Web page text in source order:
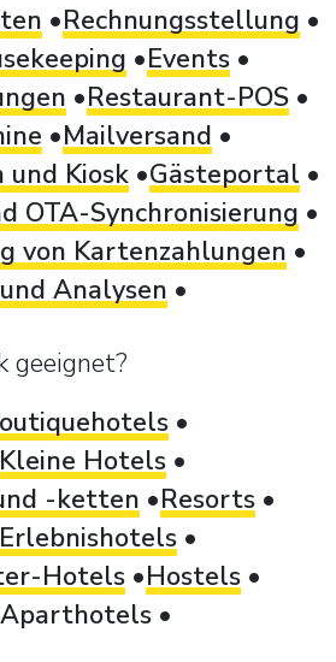
Rechnungsstellung
Events
Restaurant-POS
Mailversand
und Kiosk Gästeportal
OTA-Synchronisierung
von Kartenzahlungen
Analysen
geeignet?
Kleine Hotels
-ketten
Resorts
Hotels
Hostels